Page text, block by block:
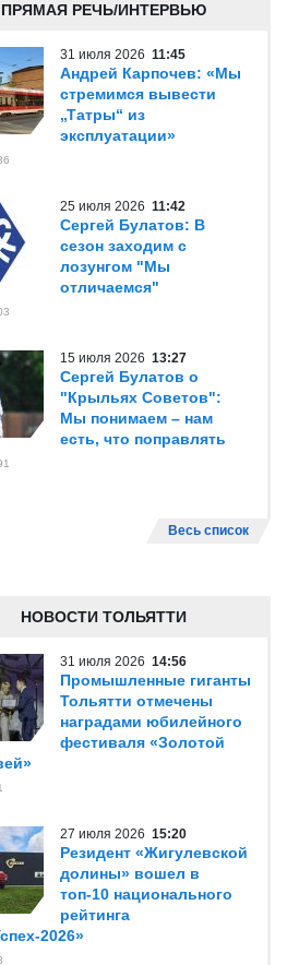
ПРЯМАЯ РЕЧЬ/ИНТЕРВЬЮ
31 июля 2026 11:45
Андрей Карпочев: «Мы
стремимся вывести
„Татры“ из
эксплуатации»
25 июля 2026 11:42
Сергей Булатов: В
сезон заходим с
лозунгом "Мы
отличаемся"
15 июля 2026 13:27
Сергей Булатов о
"Крыльях Советов":
Мы понимаем – нам
есть, что поправлять
Весь список
НОВОСТИ ТОЛЬЯТТИ
31 июля 2026 14:56
Промышленные гиганты
Тольятти отмечены
наградами юбилейного
фестиваля «Золотой
27 июля 2026 15:20
Резидент «Жигулевской
долины» вошел в
топ-10 национального
рейтинга
2026»